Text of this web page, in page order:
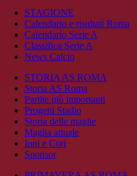
STAGIONE
Calendario e risultati Roma
Calendario Serie A
Classifica Serie A
News Calcio
STORIA AS ROMA
Storia AS Roma
Partite più importanti
Progetti Stadio
Storia delle maglie
Maglia attuale
Inni e Cori
Sponsor